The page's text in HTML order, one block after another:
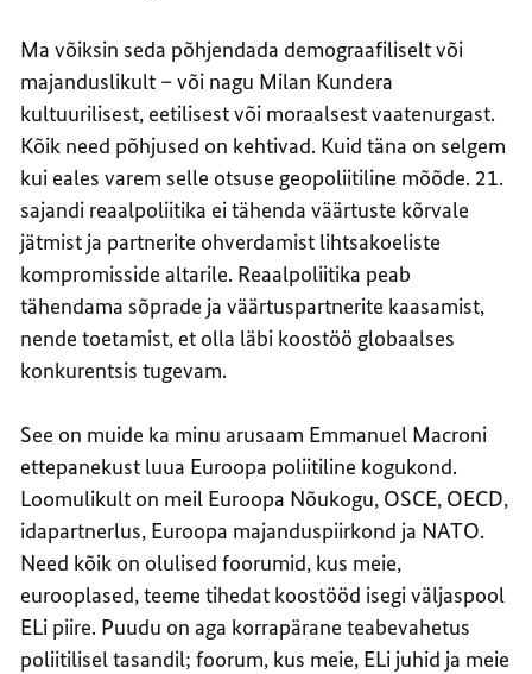
Ma võiksin seda põhjendada demograafiliselt või
majanduslikult – või nagu Milan Kundera
kultuurilisest, eetilisest või moraalsest vaatenurgast.
Kõik need põhjused on kehtivad. Kuid täna on selgem
kui eales varem selle otsuse geopoliitiline mõõde. 21.
sajandi reaalpoliitika ei tähenda väärtuste kõrvale
jätmist ja partnerite ohverdamist lihtsakoeliste
kompromisside altarile. Reaalpoliitika peab
tähendama sõprade ja väärtuspartnerite kaasamist,
nende toetamist, et olla läbi koostöö globaalses
konkurentsis tugevam.
See on muide ka minu arusaam Emmanuel Macroni
ettepanekust luua Euroopa poliitiline kogukond.
Loomulikult on meil Euroopa Nõukogu, OSCE, OECD,
idapartnerlus, Euroopa majanduspiirkond ja NATO.
Need kõik on olulised foorumid, kus meie,
eurooplased, teeme tihedat koostööd isegi väljaspool
ELi piire. Puudu on aga korrapärane teabevahetus
poliitilisel tasandil; foorum, kus meie, ELi juhid ja meie